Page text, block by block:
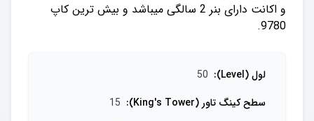
و اکانت دارای بنر 2 سالگی میباشد و بیش ترین کاپ
9780.
لول (Level) :
50
سطح کینگ تاور (King's Tower)
:
15